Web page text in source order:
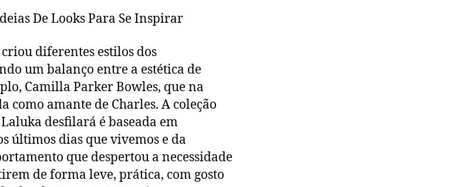
De Looks Para Se Inspirar
diferentes estilos dos
um balanço entre a estética de
Camilla Parker Bowles, que na
como amante de Charles. A coleção
Laluka desfilará é baseada em
últimos dias que vivemos e da
que despertou a necessidade
de forma leve, prática, com gosto